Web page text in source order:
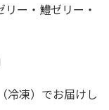
ー・鱧ゼリー・
冷凍）でお届けし